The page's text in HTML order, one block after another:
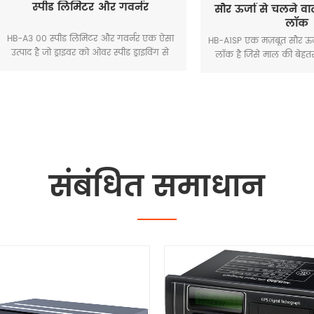
स्पीड लिमिटर और गवर्नर
00 स्पीड लिमिटर और गवर्नर एक ऐसा
है जो ड्राइवर को ओवर स्पीड ड्राइविंग से
सौर ऊर्जा से चलने वाला
HB-A1SP एक मज़बूत सौर ऊर्जा
लॉक है जिसे माल की बेहतर सुरक्षा
कंटेनरों, सीमा पार लॉजिस्टिक्स और
वाली संपत्ति प्रबंधन के लिए सर्वोत्तम
संबंधित समाधान